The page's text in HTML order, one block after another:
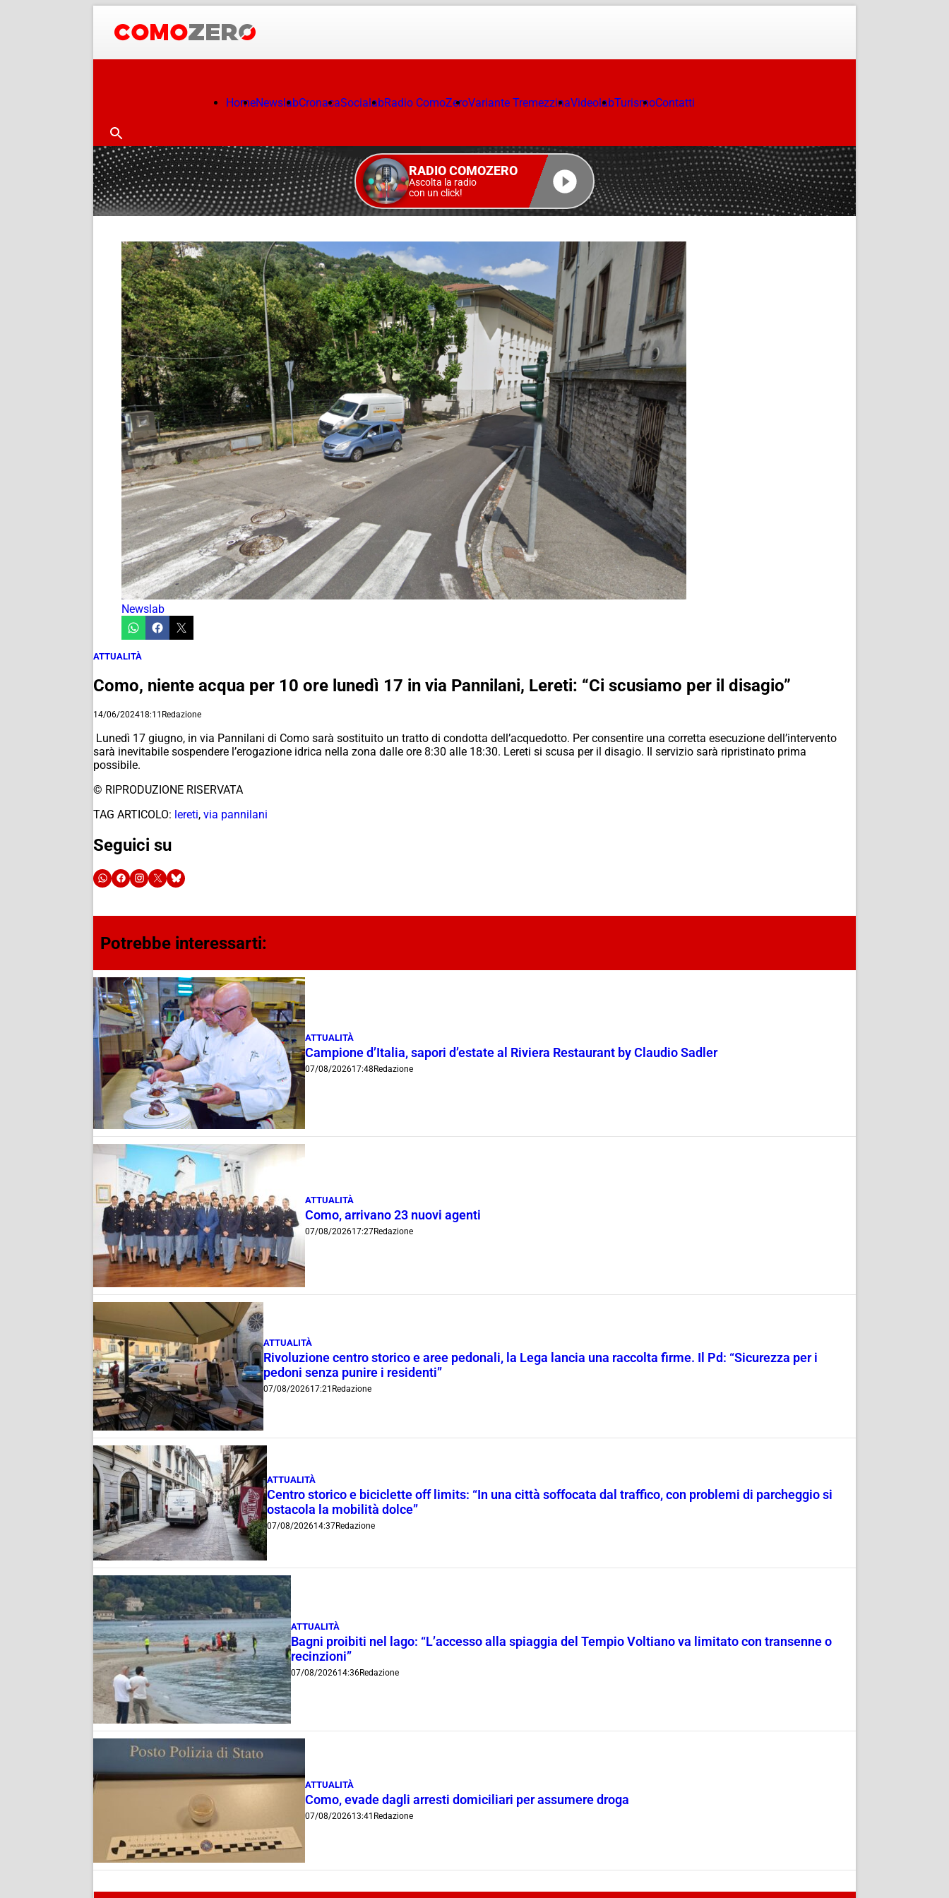
HomeNewslabCronacaSocialabRadio ComoZeroVariante TremezzinaVideolabTurismoContatti
RADIO COMOZERO
Ascolta la radio
con un click!
Newslab
ATTUALITÀ
Como, niente acqua per 10 ore lunedì 17 in via Pannilani, Lereti: “Ci scusiamo per il disagio”
14/06/202418:11 Redazione
Lunedì 17 giugno, in via Pannilani di Como sarà sostituito un tratto di condotta dell’acquedotto. Per consentire una corretta esecuzione dell’intervento
sarà inevitabile sospendere l’erogazione idrica nella zona dalle ore 8:30 alle 18:30. Lereti si scusa per il disagio. Il servizio sarà ripristinato prima
possibile.
© RIPRODUZIONE RISERVATA
TAG ARTICOLO: lereti, via pannilani
Seguici su
Potrebbe interessarti:
ATTUALITÀ
Campione d’Italia, sapori d’estate al Riviera Restaurant by Claudio Sadler
07/08/202617:48 Redazione
ATTUALITÀ
Como, arrivano 23 nuovi agenti
07/08/202617:27Redazione
ATTUALITÀ
Rivoluzione centro storico e aree pedonali, la Lega lancia una raccolta firme. Il Pd: “Sicurezza per i
pedoni senza punire i residenti”
07/08/202617:21 Redazione
ATTUALITÀ
Centro storico e biciclette off limits: “In una città soffocata dal traffico, con problemi di parcheggio si
ostacola la mobilità dolce”
07/08/202614:37Redazione
ATTUALITÀ
Bagni proibiti nel lago: “L’accesso alla spiaggia del Tempio Voltiano va limitato con transenne o
recinzioni”
07/08/202614:36Redazione
ATTUALITÀ
Como, evade dagli arresti domiciliari per assumere droga
07/08/202613:41 Redazione